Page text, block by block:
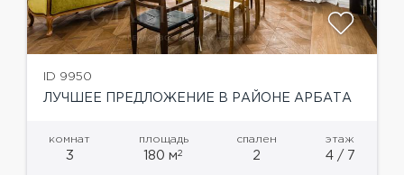
ID 9950
ЛУЧШЕЕ ПРЕДЛОЖЕНИЕ В РАЙОНЕ АРБАТА
комнат
3
площадь
180 м2
спален
2
этаж
4 / 7